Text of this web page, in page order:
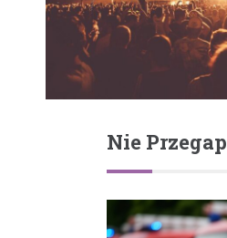
Nie Przegap